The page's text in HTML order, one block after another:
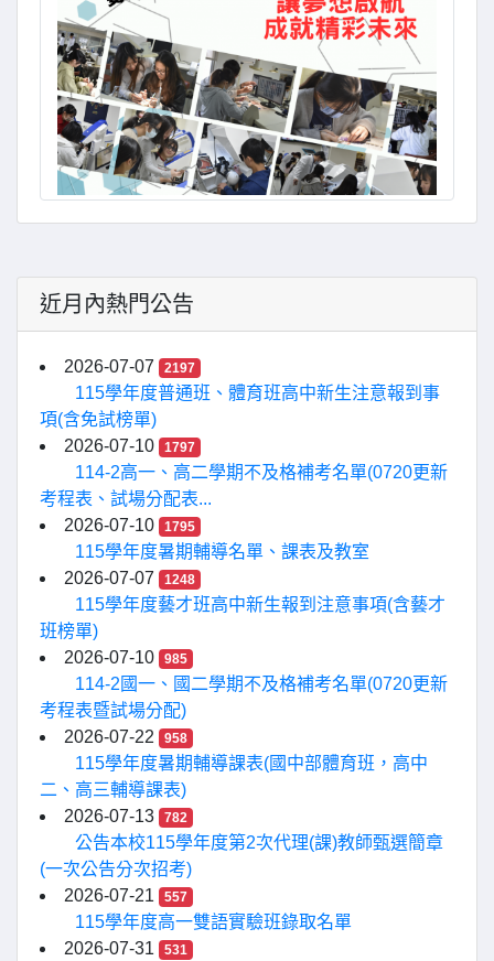
近月內熱門公告
2026-07-07 2197
115學年度普通班、體育班高中新生注意報到事
項(含免試榜單)
2026-07-10
1797
114-2高一、高二學期不及格補考名單(0720更新
考程表、試場分配表...
2026-07-10
1795
115學年度暑期輔導名單、課表及教室
2026-07-07
1248
115學年度藝才班高中新生報到注意事項(含藝才
班榜單)
2026-07-10
985
114-2國一、國二學期不及格補考名單(0720更新
考程表暨試場分配)
2026-07-22
958
115學年度暑期輔導課表(國中部體育班，高中
二、高三輔導課表)
2026-07-13
782
公告本校115學年度第2次代理(課)教師甄選簡章
(一次公告分次招考)
2026-07-21
557
115學年度高一雙語實驗班錄取名單
2026-07-31
531